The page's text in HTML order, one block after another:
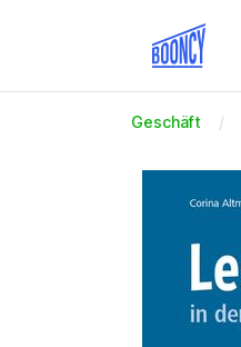
Geschäft